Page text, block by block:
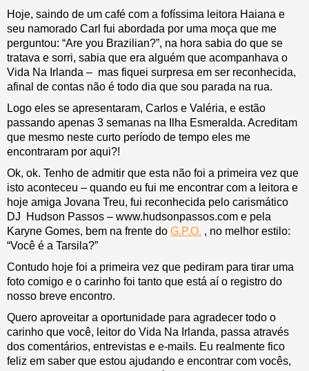
Hoje, saindo de um café com a fofíssima leitora Haiana e
seu namorado Carl fui abordada por uma moça que me
perguntou: “Are you Brazilian?”, na hora sabia do que se
tratava e sorri, sabia que era alguém que acompanhava o
Vida Na Irlanda – mas fiquei surpresa em ser reconhecida,
afinal de contas não é todo dia que sou parada na rua.
Logo eles se apresentaram, Carlos e Valéria, e estão
passando apenas 3 semanas na Ilha Esmeralda. Acreditam
que mesmo neste curto período de tempo eles me
encontraram por aqui?!
Ok, ok. Tenho de admitir que esta não foi a primeira vez que
isto aconteceu – quando eu fui me encontrar com a leitora e
hoje amiga Jovana Treu, fui reconhecida pelo carismático
DJ Hudson Passos – www.hudsonpassos.com e pela
Karyne Gomes, bem na frente do G.P.O. , no melhor estilo:
“Você é a Tarsila?”
Contudo hoje foi a primeira vez que pediram para tirar uma
foto comigo e o carinho foi tanto que está aí o registro do
nosso breve encontro.
Quero aproveitar a oportunidade para agradecer todo o
carinho que você, leitor do Vida Na Irlanda, passa através
dos comentários, entrevistas e e-mails. Eu realmente fico
feliz em saber que estou ajudando e encontrar com vocês,